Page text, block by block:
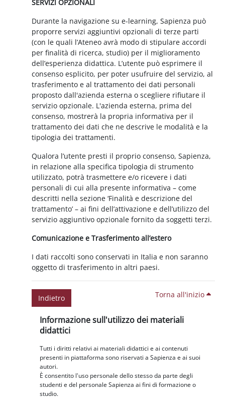
SERVIZI OPZIONALI
Durante la navigazione su e-learning, Sapienza può
proporre servizi aggiuntivi opzionali di terze parti
(con le quali l’Ateneo avrà modo di stipulare accordi
per finalità di ricerca, studio) per il miglioramento
dell’esperienza didattica. L’utente può esprimere il
consenso esplicito, per poter usufruire del servizio, al
trasferimento e al trattamento dei dati personali
proposto dall'azienda esterna o scegliere rifiutare il
servizio opzionale. L'azienda esterna, prima del
consenso, mostrerà la propria informativa per il
trattamento dei dati che ne descrive le modalità e la
tipologia dei trattamenti.
Qualora l’utente presti il proprio consenso, Sapienza,
in relazione alla specifica tipologia di strumento
utilizzato, potrà trasmettere e/o ricevere i dati
personali di cui alla presente informativa – come
descritti nella sezione ‘Finalità e descrizione del
trattamento’ – ai fini dell’attivazione e dell’utilizzo del
servizio aggiuntivo opzionale fornito da soggetti terzi.
Comunicazione e Trasferimento all’estero
I dati raccolti sono conservati in Italia e non saranno
oggetto di trasferimento in altri paesi.
Indietro Torna all'inizio
Blocchi
Informazione sull'utilizzo dei materiali
didattici
Tutti i diritti relativi ai materiali didattici e ai contenuti
presenti in piattaforma sono riservati a Sapienza e ai suoi
autori.
È consentito l'uso personale dello stesso da parte degli
studenti e del personale Sapienza ai fini di formazione o
studio.